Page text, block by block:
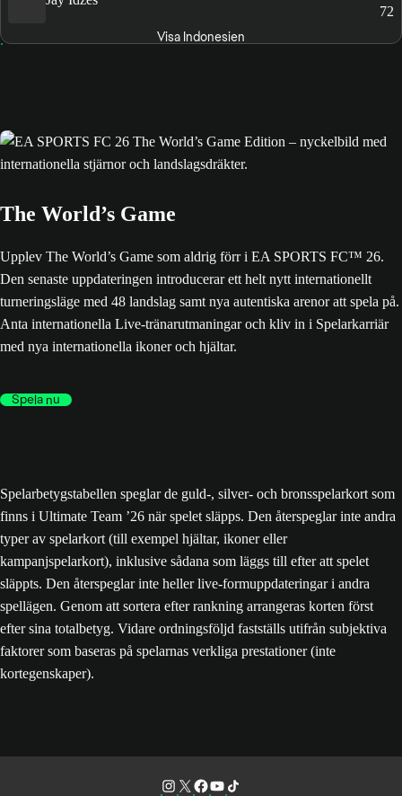
72
Visa Indonesien
The World’s Game
Upplev The World’s Game som aldrig förr i EA SPORTS FC™ 26.
Den senaste uppdateringen introducerar ett helt nytt internationellt
turneringsläge med 48 landslag samt nya autentiska arenor att spela på.
Anta internationella Live-tränarutmaningar och kliv in i Spelarkarriär
med nya internationella ikoner och hjältar.
Spela nu
Spelarbetygstabellen speglar de guld-, silver- och bronsspelarkort som
finns i Ultimate Team ’26 när spelet släpps. Den återspeglar inte andra
typer av spelarkort (till exempel hjältar, ikoner eller
kampanjspelarkort), inklusive sådana som läggs till efter att spelet
släppts. Den återspeglar inte heller live-formuppdateringar i andra
spellägen. Genom att sortera efter rankning arrangeras korten först
efter sina totalbetyg. Vidare ordningsföljd fastställs utifrån subjektiva
faktorer som baseras på spelarnas verkliga prestationer (inte
kortegenskaper).